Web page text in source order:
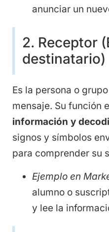
anunciar un
2. Receptor
destinatario)
Es la persona o
mensaje. Su función
información y
signos y símbolos
para comprender su
Ejemplo en
alumno o
y lee la